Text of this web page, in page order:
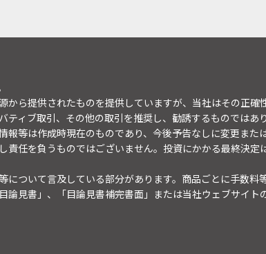
ら提供されたものを提供していますが、当社はその正
ィブ取引、その他の取引を推奨し、勧誘するものではあ
等は作成時現在のものであり、今後予告なしに変更また
責任を負うものではございません。投資にかかる最終決
ついて言及している部分があります。商品ごとに手数料
論見書」、「目論見書補完書面」または当社ウェブサイト